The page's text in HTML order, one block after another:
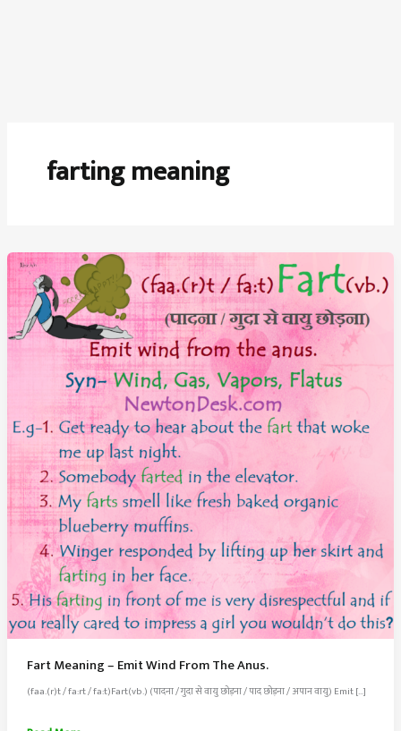
farting meaning
Fart Meaning – Emit Wind From The Anus.
(faa.(r)t / fa:rt / fa:t)Fart(vb.) (पादना / गुदा से वायु छोड़ना / पाद छोड़ना / अपान वायु) Emit […]